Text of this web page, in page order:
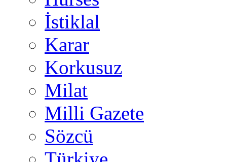
İstiklal
Karar
Korkusuz
Milat
Milli Gazete
Sözcü